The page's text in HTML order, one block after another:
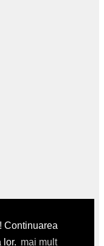
Continuarea
lor. mai mult
Utilizand aceste
cookie-urile.Mai multe